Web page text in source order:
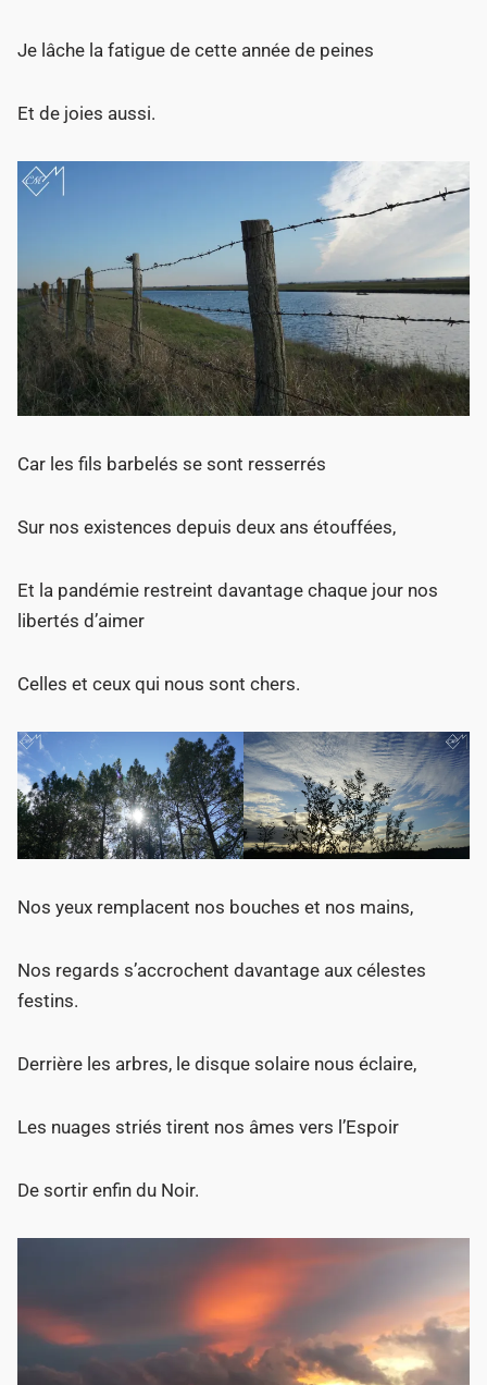
Je lâche la fatigue de cette année de peines
Et de joies aussi.
Car les fils barbelés se sont resserrés
Sur nos existences depuis deux ans étouffées,
Et la pandémie restreint davantage chaque jour nos
libertés d’aimer
Celles et ceux qui nous sont chers.
Nos yeux remplacent nos bouches et nos mains,
Nos regards s’accrochent davantage aux célestes
festins.
Derrière les arbres, le disque solaire nous éclaire,
Les nuages striés tirent nos âmes vers l’Espoir
De sortir enfin du Noir.